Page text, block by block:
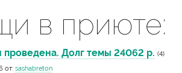
в приюте:
Долг темы 24062 р. (4)
от: sashabreton